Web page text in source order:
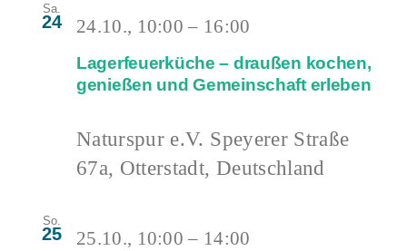
Sa.
24
Lagerfeuerküche – draußen kochen,
genießen und Gemeinschaft erleben
24.10., 10:00 – 16:00
Naturspur e.V. Speyerer Straße
67a, Otterstadt, Deutschland
So.
25 25.10., 10:00 – 14:00